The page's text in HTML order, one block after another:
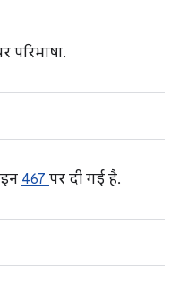
परिभाषा.
467 पर दी गई है.